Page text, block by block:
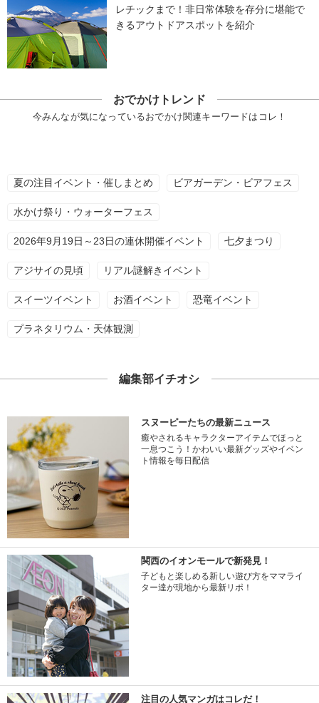
レチックまで！非日常体験を存分に堪能で
きるアウトドアスポットを紹介
おでかけトレンド
今みんなが気になっているおでかけ関連キーワードはコレ！
夏の注目イベント・催しまとめ ビアガーデン・ビアフェス
水かけ祭り・ウォーターフェス
2026年9月19日～23日の連休開催イベント 七夕まつり
アジサイの見頃 リアル謎解きイベント
スイーツイベント お酒イベント 恐竜イベント
プラネタリウム・天体観測
編集部イチオシ
スヌーピーたちの最新ニュース
癒やされるキャラクターアイテムでほっと
一息つこう！かわいい最新グッズやイベン
ト情報を毎日配信
関西のイオンモールで新発見！
子どもと楽しめる新しい遊び方をママライ
ター達が現地から最新リポ！
注目の人気マンガはコレだ！